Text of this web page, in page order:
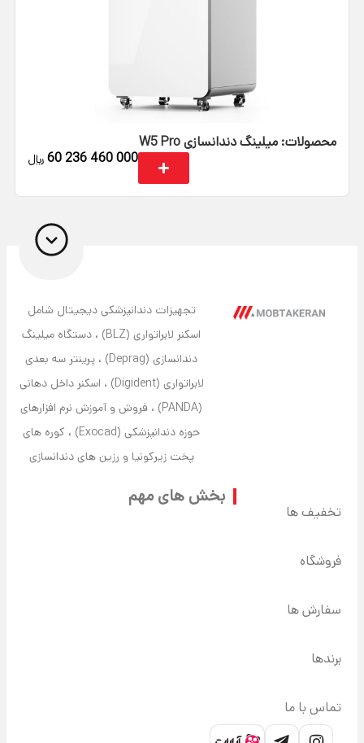
محصولات: میلینگ دندانسازی W5 Pro
﷼ 60 236 460 000
تجهیزات دندانپزشکی دیجیتال شامل
اسکنر لابراتواری (BLZ) ، دستگاه میلینگ
دندانسازی (Deprag) ، پرینتر سه بعدی
لابراتواری (Digident) ، اسکنر داخل دهانی
(PANDA) ، فروش و آموزش نرم افزارهای
حوزه دندانپزشکی (Exocad) ، کوره های
پخت زیرکونیا و رزین های دندانسازی
بخش های مهم
تخفیف ها
فروشگاه
سفارش ها
برندها
تماس با ما